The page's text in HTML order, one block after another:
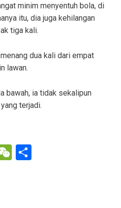
minim menyentuh bola, di
itu, dia juga kehilangan
tiga kali.
dua kali dari empat
lawan.
bawah, ia tidak sekalipun
terjadi.
W